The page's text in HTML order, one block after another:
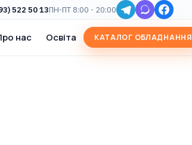
522 50 13ПН-ПТ 8:00 - 20:00
нас Освіта КАТАЛОГ ОБЛАДНАННЯ